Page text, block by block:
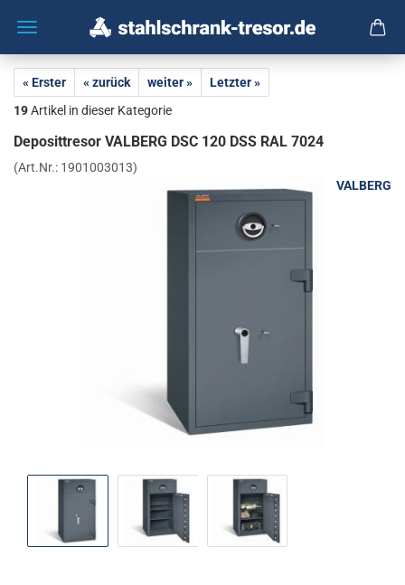
« Erster « zurück weiter »
Letzter »
19Artikel in dieser Kategorie
De­po­sit­tre­sor VAL­BERG DSC 120 DSS RAL 7024
(Art.Nr.: 1901003013)
VALBERG